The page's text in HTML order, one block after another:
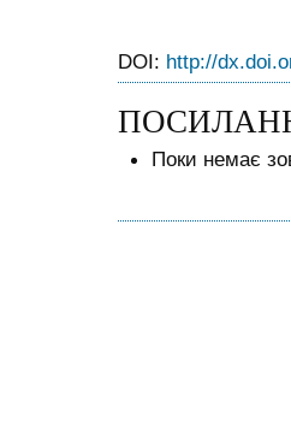
DOI: http://
Поки немає